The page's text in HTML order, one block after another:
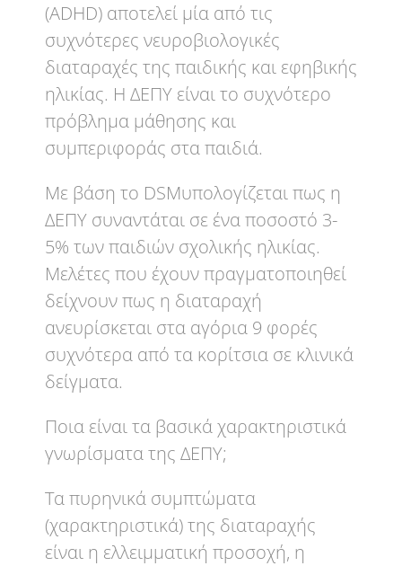
(ADHD) αποτελεί μία από τις
συχνότερες νευροβιολογικές
διαταραχές της παιδικής και εφηβικής
ηλικίας. Η ΔΕΠΥ είναι το συχνότερο
πρόβλημα μάθησης και
συμπεριφοράς στα παιδιά.
Με βάση το DSMυπολογίζεται πως η
ΔΕΠΥ συναντάται σε ένα ποσοστό 3-
5% των παιδιών σχολικής ηλικίας.
Μελέτες που έχουν πραγματοποιηθεί
δείχνουν πως η διαταραχή
ανευρίσκεται στα αγόρια 9 φορές
συχνότερα από τα κορίτσια σε κλινικά
δείγματα.
Ποια είναι τα βασικά χαρακτηριστικά
γνωρίσματα της ΔΕΠΥ;
Τα πυρηνικά συμπτώματα
(χαρακτηριστικά) της διαταραχής
είναι η ελλειμματική προσοχή, η